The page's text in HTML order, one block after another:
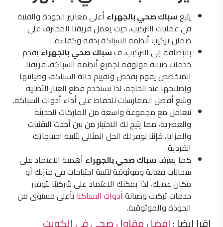
يتبعسباك صحي بالجهراء أعلى معايير الجودة والفنية
في عمليات التركيب، حيث يعمل فريقنا المحترف على
ضمان تركيب أنظمة السباكة بدقة وكفاءة.
بالإضافة إلى التركيب، فسباك صحي بالجهراء يقدم
خدمات صيانة موثوقة لجميع أنظمة السباكة، فريقنا
المتخصص يقوم بفحص وتقييم حالة السباكة، وصيانتها
وإصلاحها عند الحاجة، لذا نستخدم قطع الغيار الأصلية
ونتبع أفضل الممارسات للحفاظ على أداء أدوات السباكة.
نتعامل مع مجموعة واسعة من الماركات الحديثة
والعصرية، مما يتيح لك الاختيار من بين أحدث التقنيات
والمزايا، فإننا نوفر لك الحل المثالي لتلبية احتياجاتك
الفردية.
كما يعرفسباك صحي بالجهراء أهمية الاعتماد على
سخانات فعالة وموثوقة لتلبية احتياجات في منزلك أو
مكان عملك، لذا يمكنك الاعتماد على شركتنا لتوفير
خدمات تركيب وصيانةأدوات السباكةبأعلى مستوى من
الجودة والموثوقية.